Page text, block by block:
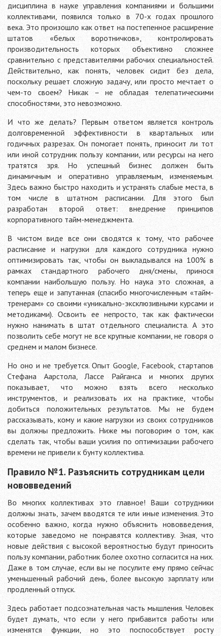
дисциплина в науке управления компаниями и большими
коллективами, появился только в 70-х годах прошлого
века. Это произошло как ответ на постепенное расширение
штатов «белых воротничков», контролировать
производительность которых объективно сложнее
сравнительно с представителями рабочих специальностей.
Действительно, как понять, человек сидит без дела,
поскольку решает сложную задачу, или просто мечтает о
чем-то своем? Никак – не обладая телепатическими
способностями, это невозможно.
И что же делать? Первым ответом является контроль
долговременной эффективности в квартальных или
годичных разрезах. Он помогает понять, приносит ли тот
или иной сотрудник пользу компании, или ресурсы на него
тратятся зря. Но успешный бизнес должен быть
динамичным и оперативно управляемым, изменяемым.
Здесь важно быстро находить и устранять слабые места, в
том числе в штатном расписании. Для этого был
разработан второй ответ: внедрение принципов
корпоративного тайм-менеджмента.
В чистом виде все они сводятся к тому, что рабочее
расписание и нагрузки для каждого сотрудника нужно
оптимизировать так, чтобы он выкладывался на 100% в
рамках стандартного рабочего дня/смены, принося
компании наибольшую пользу. Но наука это сложная, а
теперь еще и запутанная (спасибо многочисленным «тайм-
тренерам» со своими «уникально-эксклюзивными курсами и
методиками). Освоить ее непросто, так как фактически
нужно нанимать в штат отдельного специалиста. А это
позволить себе могут не все крупные компании, не говоря о
среднем и малом бизнесе.
Но оно и не требуется. Опыт Google, Facebook, стартапов
Стефана Аарстола, Лассе Райганса и многих других
показывает, что можно взять всего несколько
инструментов, и реализовать их на практике, чтобы
добиться положительных результатов. Мы не будем
рассказывать, кому и какие нагрузки из своих сотрудников
вы должны предложить. Ниже мы поговорим о том, как
сделать так, чтобы ваши усилия по оптимизации рабочего
времени не привели к бунту коллектива.
Правило №1. Разъяснить сотрудникам цели
нововведений
Во многих коллективах это главное! Ваши сотрудники
должны знать, зачем вводятся те или иные изменения. Это
особенно важно, когда нужно объяснить нововведения,
которые заведомо не понравятся коллективу. Зная, что
новые действия с высокой вероятностью будут приносить
пользу компании, работник более охотно согласится на них.
Даже в том случае, если вы не посулите ему прямо сейчас
уменьшенный рабочий день, более высокую зарплату или
продленный отпуск.
Здесь работает подсознательная часть мышления. Человек
будет думать, что если у него прибавится работы или
изменятся функции, но это поспособствует росту